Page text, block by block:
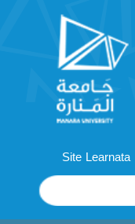
Site Learnata